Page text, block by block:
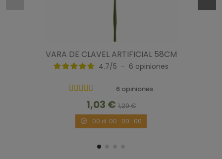
VARA DE CLAVEL ARTIFICIAL 58CM
4.7/5 - 6 opiniones
6 opiniones
1,03 € 1,29 €
00 d. 00 : 00 : 00